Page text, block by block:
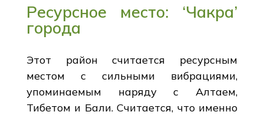
Ресурсное место: ‘Чакра’
города
Этот район считается ресурсным
местом с сильными вибрациями,
упоминаемым наряду с Алтаем,
Тибетом и Бали. Считается, что именно